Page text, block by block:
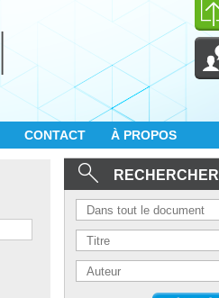
CONTACT À PROPOS
RECHERCHER